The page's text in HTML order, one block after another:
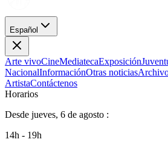
Español
Arte vivoCineMediatecaExposición
NacionalInformaciónOtras noticias
ArtistaContáctenos
Horarios
Desde jueves, 6 de agosto :
14h - 19h